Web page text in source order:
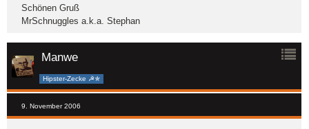
Schönen Gruß
MrSchnuggles a.k.a. Stephan
Manwe
Hipster-Zecke ☭✯
9. November 2006